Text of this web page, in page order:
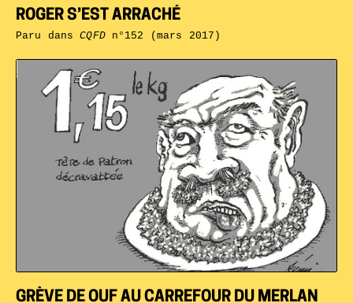
GRÈVE DE OUF AU CARREFOUR DU MERLAN
ROGER S’EST ARRACHÉ
Paru dansCQFDn°152 (mars 2017)